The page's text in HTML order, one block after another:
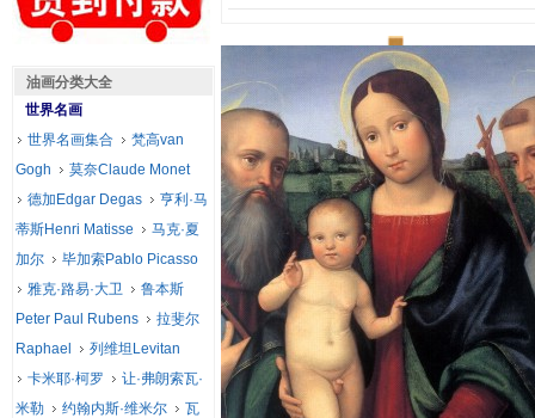
油画分类大全
世界名画
世界名画集合
梵高van
Gogh
莫奈Claude Monet
德加Edgar Degas
亨利·马
蒂斯Henri Matisse
马克·夏
加尔
毕加索Pablo Picasso
雅克·路易·大卫
鲁本斯
Peter Paul Rubens
拉斐尔
Raphael
列维坦Levitan
卡米耶·柯罗
让·弗朗索瓦·
米勒
约翰内斯·维米尔
瓦